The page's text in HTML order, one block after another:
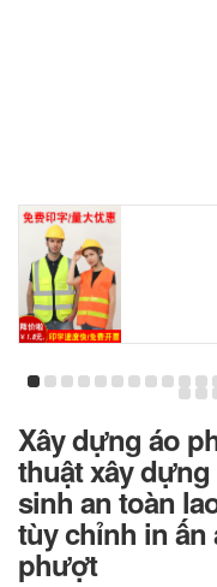
Xây dựng áo
thuật xây
sinh an toàn
tùy chỉnh in ấn
phượt